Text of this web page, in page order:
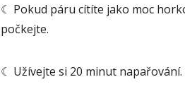
☾ Pokud páru cítíte jako moc
počkejte.
☾ Užívejte si 20 minut napařování.